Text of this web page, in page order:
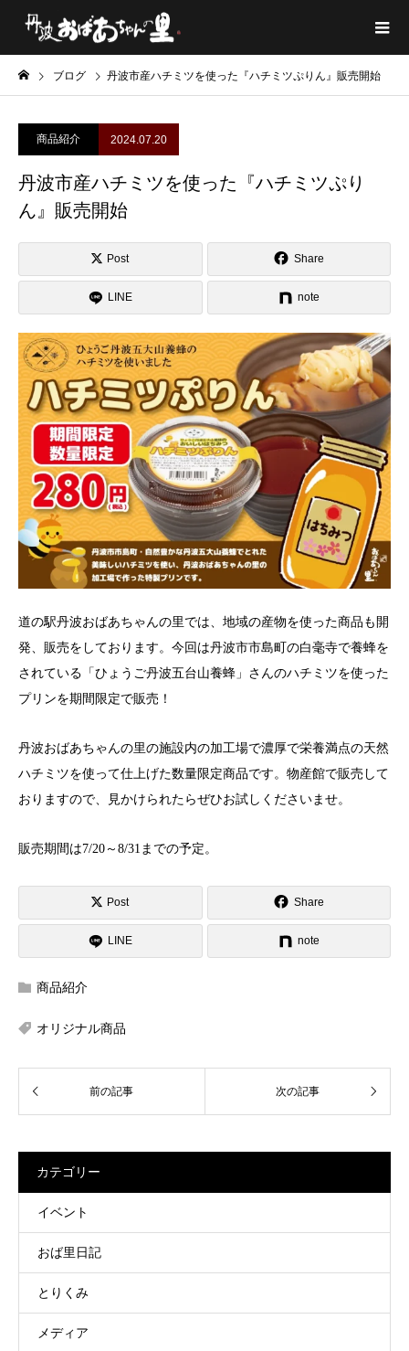
ブログ 丹波市産ハチミツを使った『ハチミツぷりん』販売開始
商品紹介 2024.07.20
丹波市産ハチミツを使った『ハチミツぷり
ん』販売開始
Post Share
LINE note
道の駅丹波おばあちゃんの里では、地域の産物を使った商品も開
発、販売をしております。今回は丹波市市島町の白毫寺で養蜂を
されている「ひょうご丹波五台山養蜂」さんのハチミツを使った
プリンを期間限定で販売！
丹波おばあちゃんの里の施設内の加工場で濃厚で栄養満点の天然
ハチミツを使って仕上げた数量限定商品です。物産館で販売して
おりますので、見かけられたらぜひお試しくださいませ。
販売期間は7/20～8/31までの予定。
Post Share
LINE note
商品紹介
オリジナル商品
カテゴリー
イベント
おば里日記
とりくみ
メディア